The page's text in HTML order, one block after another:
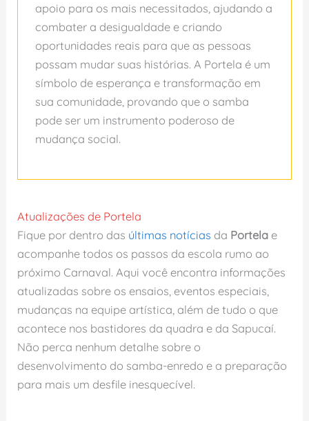
apoio para os mais necessitados, ajudando a
combater a desigualdade e criando
oportunidades reais para que as pessoas
possam mudar suas histórias. A Portela é um
símbolo de esperança e transformação em
sua comunidade, provando que o samba
pode ser um instrumento poderoso de
mudança social.
Atualizações de Portela
Fique por dentro das últimas notícias da Portela e
acompanhe todos os passos da escola rumo ao
próximo Carnaval. Aqui você encontra informações
atualizadas sobre os ensaios, eventos especiais,
mudanças na equipe artística, além de tudo o que
acontece nos bastidores da quadra e da Sapucaí.
Não perca nenhum detalhe sobre o
desenvolvimento do samba-enredo e a preparação
para mais um desfile inesquecível.